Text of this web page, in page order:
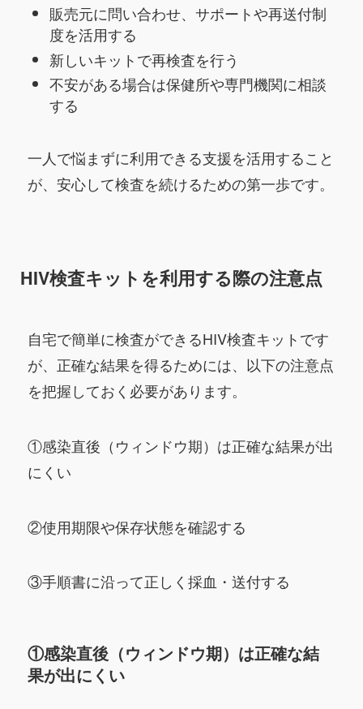
販売元に問い合わせ、サポートや再送付制
度を活用する
新しいキットで再検査を行う
不安がある場合は保健所や専門機関に相談
する
一人で悩まずに利用できる支援を活用すること
が、安心して検査を続けるための第一歩です。
HIV検査キットを利用する際の注意点
自宅で簡単に検査ができるHIV検査キットです
が、正確な結果を得るためには、以下の注意点
を把握しておく必要があります。
①感染直後（ウィンドウ期）は正確な結果が出
にくい
②使用期限や保存状態を確認する
③手順書に沿って正しく採血・送付する
①感染直後（ウィンドウ期）は正確な結
果が出にくい